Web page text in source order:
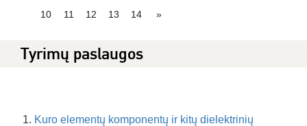
10
11 12 13 14 »
Tyrimų paslaugos
Kuro elementų komponentų ir kitų dielektrinių